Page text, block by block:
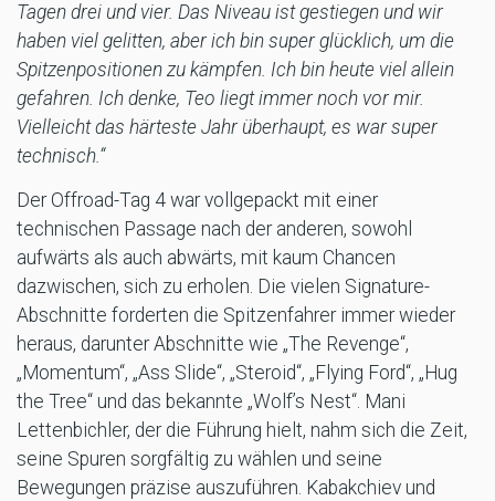
Tagen drei und vier. Das Niveau ist gestiegen und wir
haben viel gelitten, aber ich bin super glücklich, um die
Spitzenpositionen zu kämpfen. Ich bin heute viel allein
gefahren. Ich denke, Teo liegt immer noch vor mir.
Vielleicht das härteste Jahr überhaupt, es war super
technisch.“
Der Offroad-Tag 4 war vollgepackt mit einer
technischen Passage nach der anderen, sowohl
aufwärts als auch abwärts, mit kaum Chancen
dazwischen, sich zu erholen. Die vielen Signature-
Abschnitte forderten die Spitzenfahrer immer wieder
heraus, darunter Abschnitte wie „The Revenge“,
„Momentum“, „Ass Slide“, „Steroid“, „Flying Ford“, „Hug
the Tree“ und das bekannte „Wolf’s Nest“. Mani
Lettenbichler, der die Führung hielt, nahm sich die Zeit,
seine Spuren sorgfältig zu wählen und seine
Bewegungen präzise auszuführen. Kabakchiev und